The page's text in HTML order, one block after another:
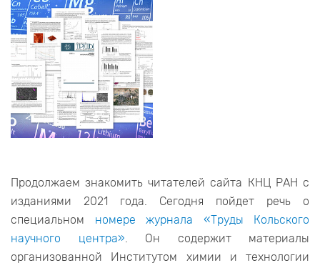
Продолжаем знакомить читателей сайта КНЦ РАН с
изданиями 2021 года. Сегодня пойдет речь о
специальном номере журнала «Труды Кольского
научного центра». Он содержит материалы
организованной Институтом химии и технологии